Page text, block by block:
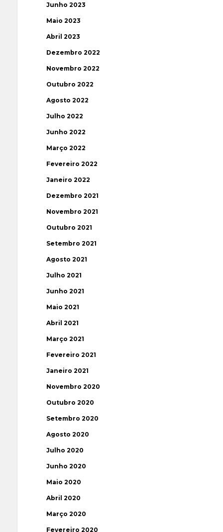
Junho 2023
Maio 2023
Abril 2023
Dezembro 2022
Novembro 2022
Outubro 2022
Agosto 2022
Julho 2022
Junho 2022
Março 2022
Fevereiro 2022
Janeiro 2022
Dezembro 2021
Novembro 2021
Outubro 2021
Setembro 2021
Agosto 2021
Julho 2021
Junho 2021
Maio 2021
Abril 2021
Março 2021
Fevereiro 2021
Janeiro 2021
Novembro 2020
Outubro 2020
Setembro 2020
Agosto 2020
Julho 2020
Junho 2020
Maio 2020
Abril 2020
Março 2020
Fevereiro 2020